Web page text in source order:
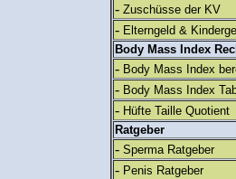
- Zuschüsse der KV
- Elterngeld &
Body Mass Index
- Body Mass Index
- Body Mass Index
- Hüfte Taille Quotient
Ratgeber
- Sperma Ratgeber
- Penis Ratgeber